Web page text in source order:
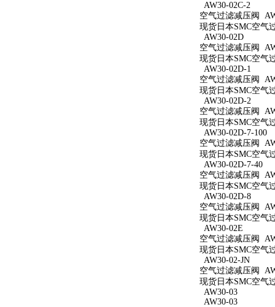
AW30-02C-2
空气过滤减压阀
现货日本SMC空气
AW30-02D
空气过滤减压阀
现货日本SMC空气
AW30-02D-1
空气过滤减压阀
现货日本SMC空气
AW30-02D-2
空气过滤减压阀
现货日本SMC空气
AW30-02D-7-100
空气过滤减压阀
现货日本SMC空气
AW30-02D-7-40
空气过滤减压阀
现货日本SMC空气
AW30-02D-8
空气过滤减压阀
现货日本SMC空气
AW30-02E
空气过滤减压阀
现货日本SMC空气
AW30-02-JN
空气过滤减压阀
现货日本SMC空气
AW30-03
AW30-03